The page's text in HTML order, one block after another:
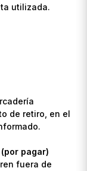
utilizada.
de retiro, en el
pagar)
fuera de